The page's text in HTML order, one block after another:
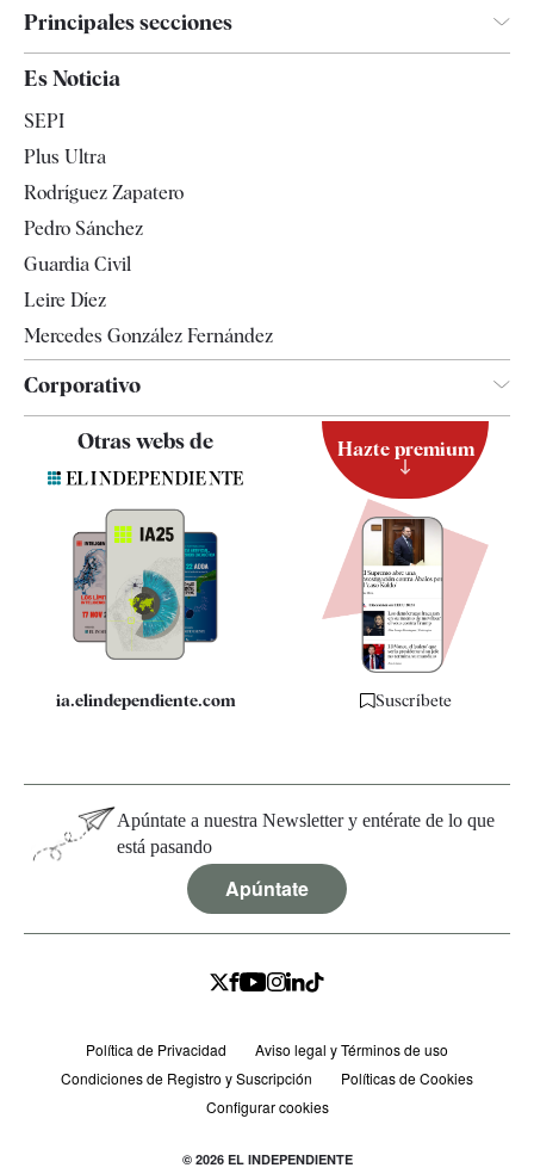
Principales secciones
Televisión
Es Noticia
SEPI
Plus Ultra
Rodríguez Zapatero
Pedro Sánchez
Guardia Civil
Leire Díez
Mercedes González Fernández
Corporativo
Quiénes somos
Especificaciones
Otras webs de
ia.elindependiente.com
Hazte premium
Suscríbete
Apúntate a nuestra Newsletter y entérate de lo que
está pasando
Apúntate
Política de Privacidad
Aviso legal y Términos de uso
Condiciones de Registro y Suscripción
Políticas de Cookies
Configurar cookies
© 2026 EL INDEPENDIENTE